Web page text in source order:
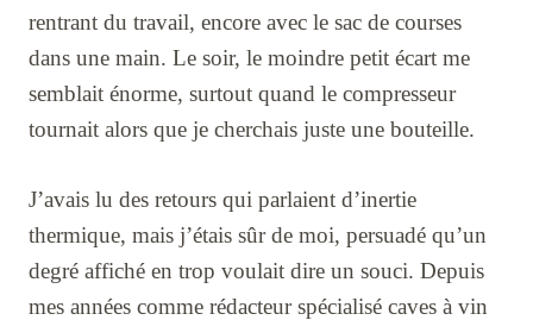
rentrant du travail, encore avec le sac de courses
dans une main. Le soir, le moindre petit écart me
semblait énorme, surtout quand le compresseur
tournait alors que je cherchais juste une bouteille.
J’avais lu des retours qui parlaient d’inertie
thermique, mais j’étais sûr de moi, persuadé qu’un
degré affiché en trop voulait dire un souci. Depuis
mes années comme rédacteur spécialisé caves à vin